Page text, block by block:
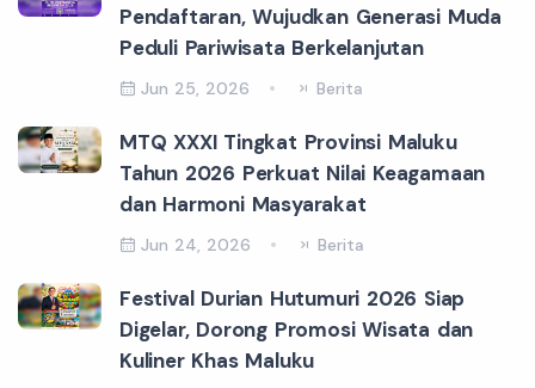
Pendaftaran, Wujudkan Generasi Muda
Peduli Pariwisata Berkelanjutan
Jun 25, 2026 Berita
MTQ XXXI Tingkat Provinsi Maluku
Tahun 2026 Perkuat Nilai Keagamaan
dan Harmoni Masyarakat
Jun 24, 2026 Berita
Festival Durian Hutumuri 2026 Siap
Digelar, Dorong Promosi Wisata dan
Kuliner Khas Maluku